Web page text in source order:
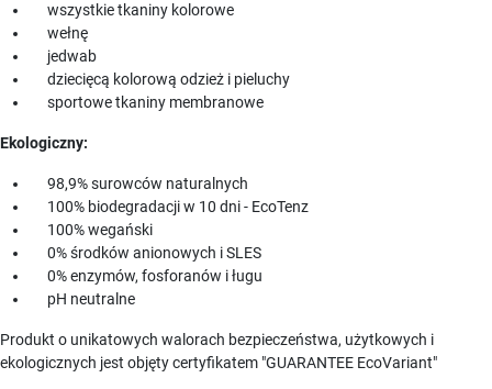
wszystkie tkaniny kolorowe
wełnę
jedwab
dziecięcą kolorową odzież i pieluchy
sportowe tkaniny membranowe
Ekologiczny:
98,9% surowców naturalnych
100% biodegradacji w 10 dni - EcoTenz
100% wegański
0% środków anionowych i SLES
0% enzymów, fosforanów i ługu
pH neutralne
Produkt o unikatowych walorach bezpieczeństwa, użytkowych i
ekologicznych jest objęty certyfikatem "GUARANTEE EcoVariant"